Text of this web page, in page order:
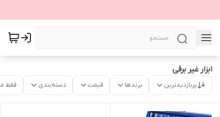
ابزار غیر برقی
پربازدیدترین برندها قیمت دسته‌بندی فقط